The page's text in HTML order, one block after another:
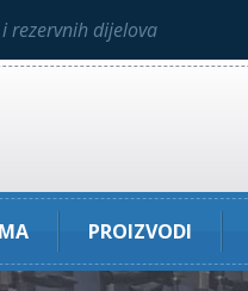
rezervnih dijelova
PROIZVODI